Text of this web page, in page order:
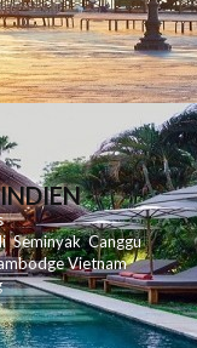
SeminyakCanggu
Vietnam